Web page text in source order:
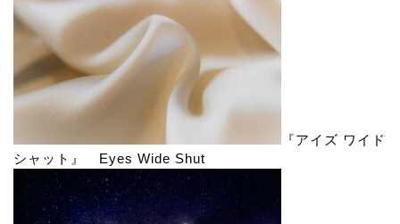
『アイズ ワイド
シャット』 Eyes Wide Shut